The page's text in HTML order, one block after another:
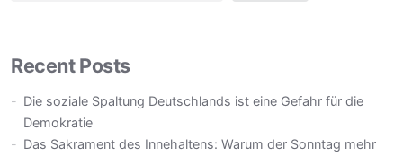
Recent Posts
Die soziale Spaltung Deutschlands ist eine Gefahr für die
Demokratie
Das Sakrament des Innehaltens: Warum der Sonntag mehr